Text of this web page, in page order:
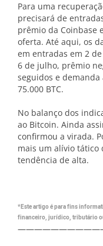
Para uma
precisará de
prêmio da Coinbase
oferta. Até aqui, os
em entradas em 2
6 de julho, prêmio
seguidos e
75.000 BTC.
No balanço dos
ao Bitcoin. Ainda
confirmou a virada.
mais um alívio tático
tendência de alta.
*Este artigo é para fins
financeiro, jurídico, tributário